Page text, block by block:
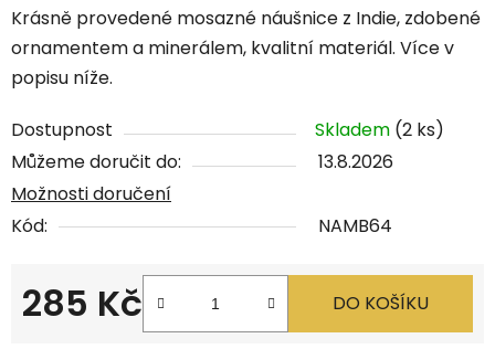
Krásně provedené mosazné náušnice z Indie, zdobené
ornamentem a minerálem, kvalitní materiál. Více v
popisu níže.
Dostupnost Skladem (2 ks)
Můžeme doručit do:
13.8.2026
Možnosti doručení
Kód:
NAMB64
285 Kč DO KOŠÍKU